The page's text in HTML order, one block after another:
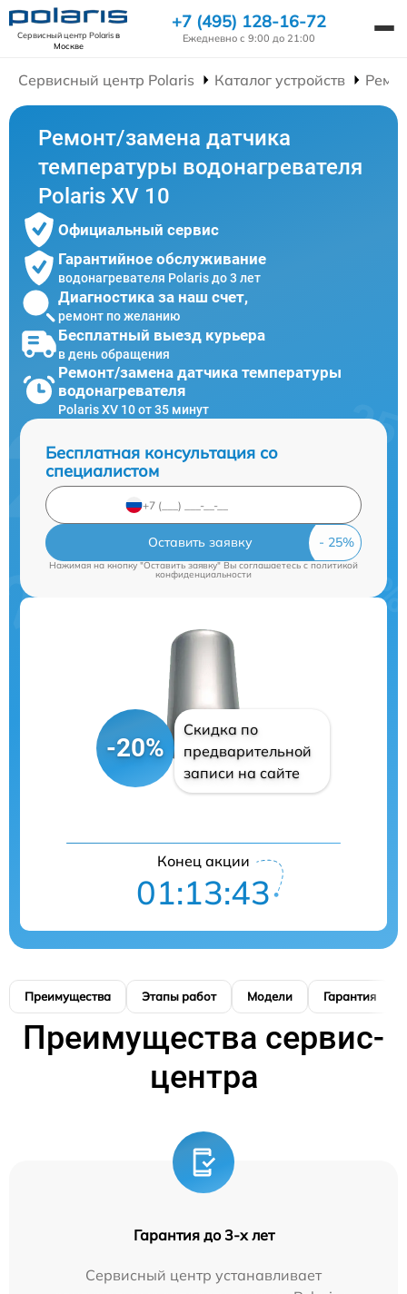
Сервисный центр Polarisв
Москве
+7 (495) 128-16-72
Ежедневно с 9:00 до 21:00
Сервисный центр Polaris Каталог устройств
Ремонт/замена датчика
температуры водонагревателя
Polaris XV 10
Официальный сервис
Гарантийное обслуживание
водонагревателя Polaris до 3 лет
Диагностика за наш счет,
ремонт по желанию
Бесплатный выезд курьера
в день обращения
Ремонт/замена датчика температуры
водонагревателя
Polaris XV 10 от 35 минут
Бесплатная консультация со
специалистом
Оставить заявку
Нажимая на кнопку "Оставить заявку" Вы соглашаетесь cполитикой
конфиденциальности
-20%
Скидка по
предварительной
записи на сайте
Конец акции
01:13:42
Преимущества Этапы работ Модели Гарантия
Преимущества сервис-
центра
Гарантия до 3-х лет
Сервисный центр устанавливает